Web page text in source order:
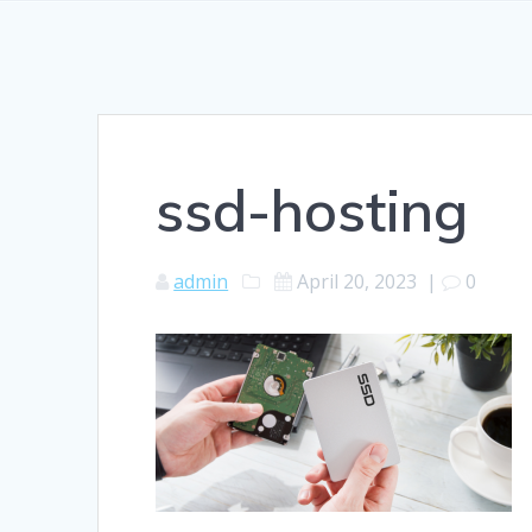
ssd-hosting
admin April 20, 2023 | 0